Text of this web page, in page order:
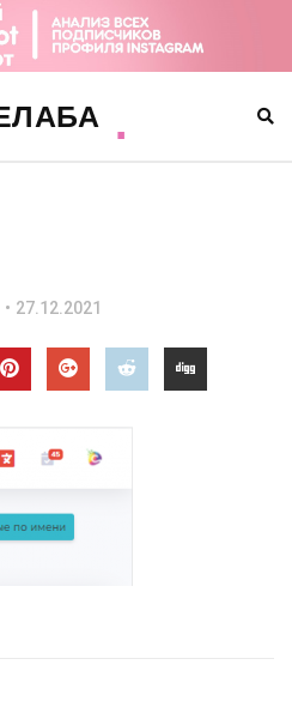
27.12.2021